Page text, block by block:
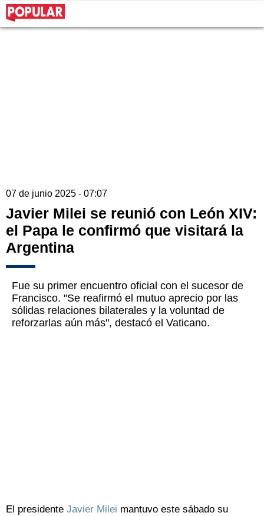
07 de junio 2025 - 07:07
Javier Milei se reunió con León XIV:
el Papa le confirmó que visitará la
Argentina
Fue su primer encuentro oficial con el sucesor de
Francisco. "Se reafirmó el mutuo aprecio por las
sólidas relaciones bilaterales y la voluntad de
reforzarlas aún más", destacó el Vaticano.
El presidente Javier Milei mantuvo este sábado su